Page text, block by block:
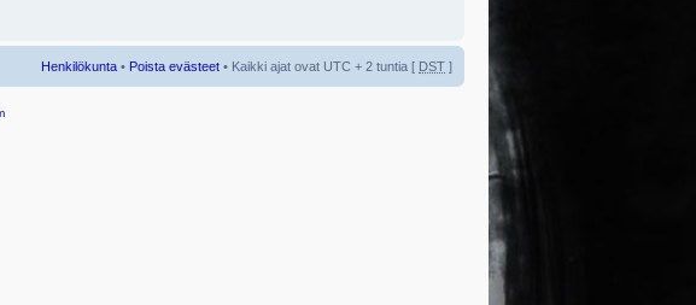
Henkilökunta • Poista evästeet • Kaikki ajat ovat UTC + 2 tuntia [ DST ]